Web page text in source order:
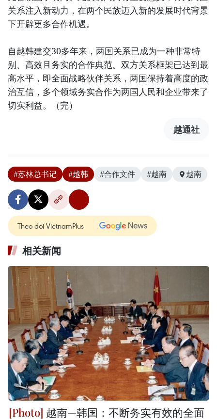
关系注入新动力，在两个民族迈入新的发展时代背景
下开辟更多合作机遇。
自越韩建交30多年来，两国关系已成为一种非常特
别、高效且务实的合作典范。双方关系框架已达到最
高水平，即全面战略伙伴关系，两国保持着高度的政
治互信，多个领域务实合作为两国人民和企业带来了
切实利益。（完）
越通社
#苏林总书记 #越韩 #合作文件 #越南 越南
Theo dõi VietnamPlus
相关新闻
越南—韩国：不断务实有效的全面